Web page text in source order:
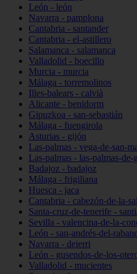
León - león
Navarra - pamplona
Cantabria - santander
Cantabria - el-astillero
Salamanca - salamanca
Valladolid - boecillo
Murcia - murcia
Málaga - torremolinos
Illes-balears - calvià
Alicante - benidorm
Gipuzkoa - san-sebastián
Málaga - fuengirola
Asturias - gijón
Las-palmas - vega-de-san-
Las-palmas - las-palmas-de-
Badajoz - badajoz
Málaga - frigiliana
Huesca - jaca
Cantabria - cabezón-de-la-sal
Santa-cruz-de-tenerife -
Sevilla - valencina-de-la-
León - san-andrés-del-
Navarra - deierri
León - gusendos-de-los-
Valladolid - mucientes